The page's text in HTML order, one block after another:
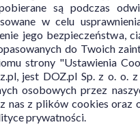
astmę oskrzelową; ma
bradykardię (rzadkoskurcz) lub
nerwu błędnego); ma
są podczas
w celu
jego bezpieczeństwa,
do Twoich
strony "Ustawienia
jest DOZ.pl Sp. z o. o.
osobowych przez
z plików cookies oraz
prywatności.